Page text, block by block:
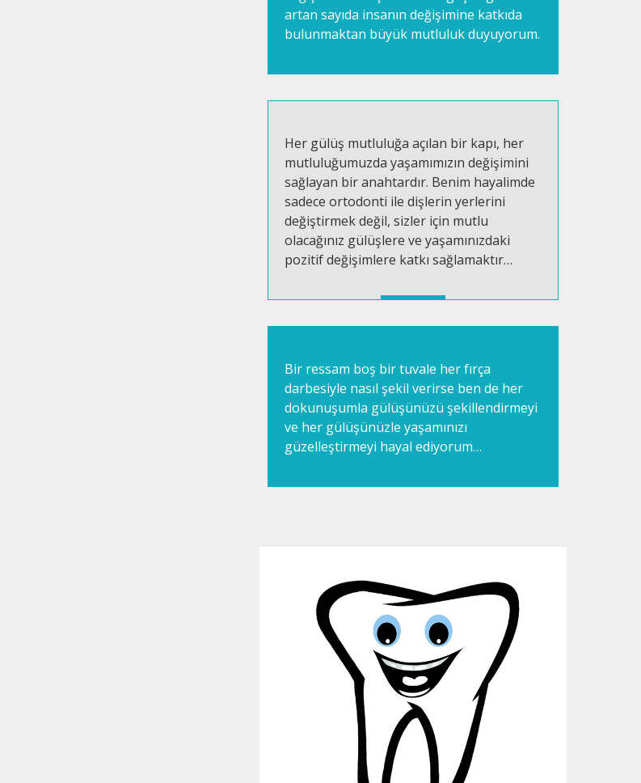
artan sayıda insanın değişimine katkıda
bulunmaktan büyük mutluluk duyuyorum.
Her gülüş mutluluğa açılan bir kapı, her
mutluluğumuzda yaşamımızın değişimini
sağlayan bir anahtardır. Benim hayalimde
sadece ortodonti ile dişlerin yerlerini
değiştirmek değil, sizler için mutlu
olacağınız gülüşlere ve yaşamınızdaki
pozitif değişimlere katkı sağlamaktır…
Bir ressam boş bir tuvale her fırça
darbesiyle nasıl şekil verirse ben de her
dokunuşumla gülüşünüzü şekillendirmeyi
ve her gülüşünüzle yaşamınızı
güzelleştirmeyi hayal ediyorum…